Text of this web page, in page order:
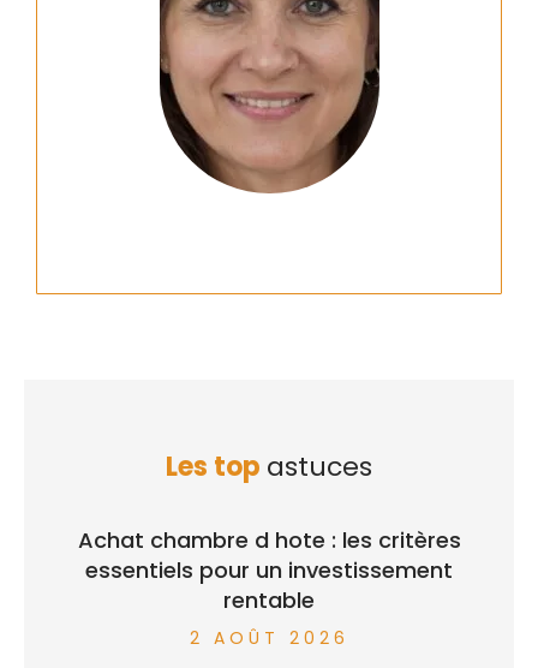
Les top astuces
Achat chambre d hote : les critères
essentiels pour un investissement
rentable
2 AOÛT 2026